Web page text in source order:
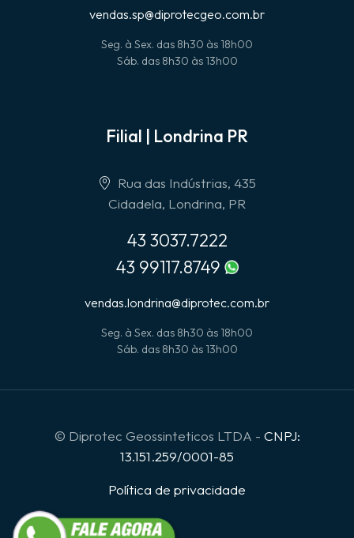
vendas.sp@diprotecgeo.com.br
Seg. à Sex. das 8h30 às 18h00
Sáb. das 8h30 às 13h00
Filial | Londrina PR
Rua das Indústrias, 435
Cidadela, Londrina, PR
43 3037.7222
43 99117.8749
vendas.londrina@diprotec.com.br
Seg. à Sex. das 8h30 às 18h00
Sáb. das 8h30 às 13h00
© Diprotec Geossinteticos LTDA - CNPJ:
13.151.259/0001-85
Política de privacidade